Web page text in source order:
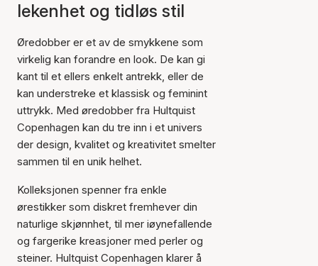
lekenhet og tidløs stil
Øredobber er et av de smykkene som
virkelig kan forandre en look. De kan gi
kant til et ellers enkelt antrekk, eller de
kan understreke et klassisk og feminint
uttrykk. Med øredobber fra Hultquist
Copenhagen kan du tre inn i et univers
der design, kvalitet og kreativitet smelter
sammen til en unik helhet.
Kolleksjonen spenner fra enkle
ørestikker som diskret fremhever din
naturlige skjønnhet, til mer iøynefallende
og fargerike kreasjoner med perler og
steiner. Hultquist Copenhagen klarer å